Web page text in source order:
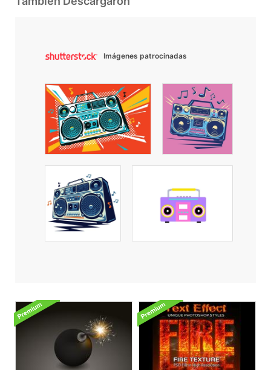
Imágenes patrocinadas